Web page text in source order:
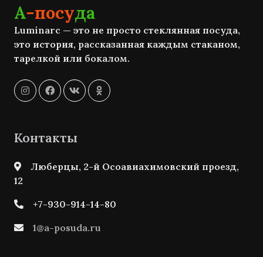
А-посуда
Luminarc — это не просто стеклянная посуда,
это история, рассказанная каждым стаканом,
тарелкой или бокалом.
Контакты
Люберцы, 2-й Осоавиахимовский проезд,
12
+7-930-914-14-80
1@a-posuda.ru